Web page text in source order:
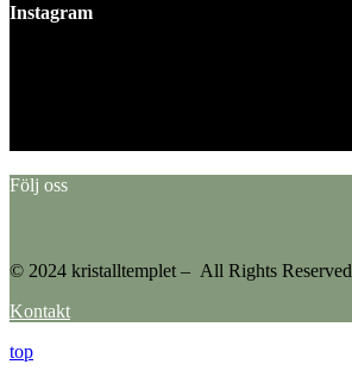
Instagram
Följ oss
© 2024 kristalltemplet – All Rights Reserved
Kontakt
top